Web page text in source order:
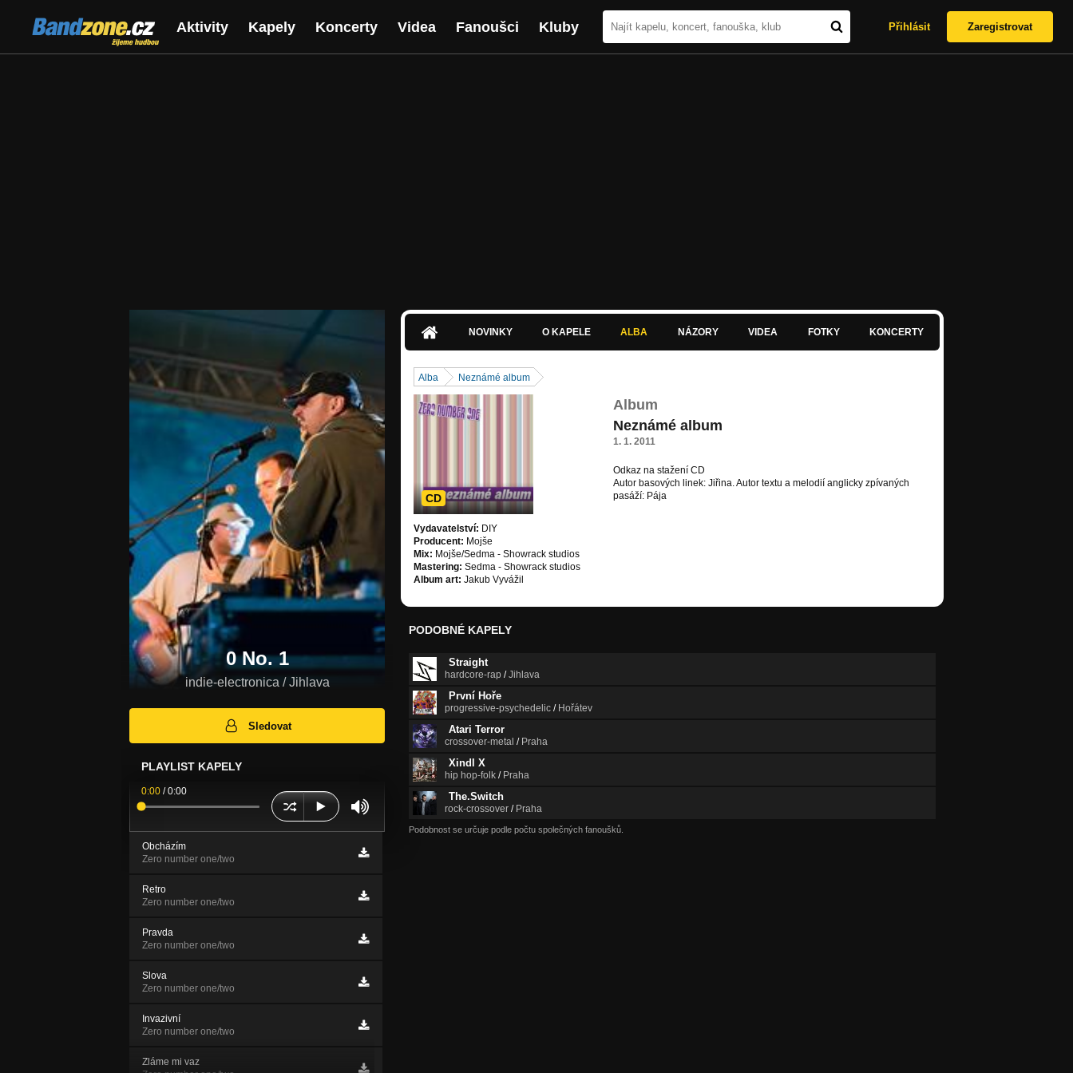
Bandzone.cz
žijeme hudbou
Aktivity Kapely Koncerty Videa Fanoušci Kluby Přihlásit Zaregistrovat
0 No. 1
indie-electronica / Jihlava
Sledovat
PLAYLIST KAPELY
0:00 /0:00
Obcházím
Zero number one/two
Retro
Zero number one/two
Pravda
Zero number one/two
Slova
Zero number one/two
Invazivní
Zero number one/two
Zláme mi vaz
NOVINKY O KAPELE ALBA NÁZORY VIDEA FOTKY KONCERTY
Alba Neznámé album
CD
Vydavatelství: DIY
Producent: Mojše
Mix: Mojše/Sedma - Showrack studios
Mastering: Sedma - Showrack studios
Album art: Jakub Vyvážil
Album
Neznámé album
1. 1. 2011
Odkaz na stažení CD
Autor basových linek: Jiřina. Autor textu a melodií anglicky zpívaných
pasáží: Pája
PODOBNÉ KAPELY
Straight
hardcore-rap /Jihlava
První Hoře
progressive-psychedelic / Hořátev
Atari Terror
crossover-metal / Praha
Xindl X
hip hop-folk / Praha
The.Switch
rock-crossover / Praha
Podobnost se určuje podle počtu společných fanoušků.